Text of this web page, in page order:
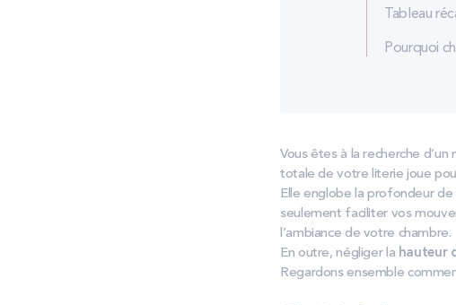
Tableau
Pourquoi
Vous êtes à la recherche
totale de votre literie joue
Elle englobe la profondeur
seulement faciliter vos
l’ambiance de votre chambre.
En outre, négliger la hauteur
Regardons ensemble